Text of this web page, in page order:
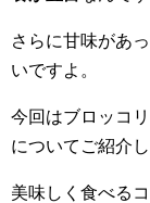
さらに甘味があ
いですよ。
今回はブロッコ
についてご紹介
美味しく食べる